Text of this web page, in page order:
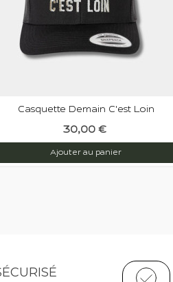
Casquette Demain C'est Loin
30,00 €
Ajouter au panier